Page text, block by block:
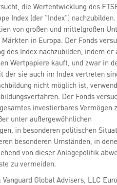
die Wertentwicklung des
Index (der "Index")
von großen und mittelgroßen
in Europa. Der Fonds
des Index nachzubilden, indem er
Wertpapiere kauft, und zwar in
der sie auch im Index vertreten
nicht möglich ist,
Der Fonds
investierbares Vermögen
unter außergewöhnlichen
in besonderen politischen
besonderen Umständen, in
von dieser Anlagepolitik
zu vermeiden.
Vanguard Global Advisers, LLC